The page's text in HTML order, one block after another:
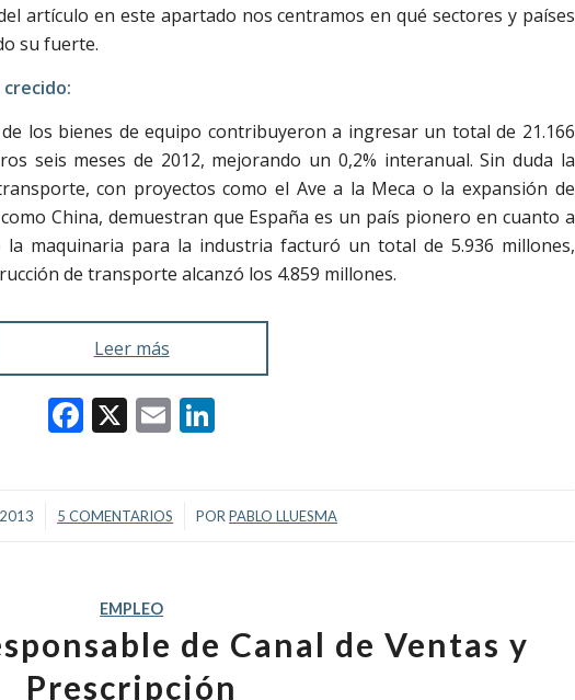
artículo en este apartado nos centramos en qué sectores y países
su fuerte.
los bienes de equipo contribuyeron a ingresar un total de 21.166
seis meses de 2012, mejorando un 0,2% interanual. Sin duda la
con proyectos como el Ave a la Meca o la expansión de
China, demuestran que España es un país pionero en cuanto a
la maquinaria para la industria facturó un total de 5.936 millones,
de transporte alcanzó los 4.859 millones.
Leer más
Facebook
X Email
5 COMENTARIOS
/ PORPABLO LLUESMA
EMPLEO
de Canal de Ventas y
Prescripción